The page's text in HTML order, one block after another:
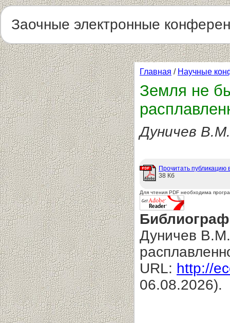
Заочные электронные
Главная / Научные
Земля не
Дуничев В.М.
Прочитать публикацию
38 Кб
Для чтения PDF необходима
Дуничев
URL: http://
06.08.2026).